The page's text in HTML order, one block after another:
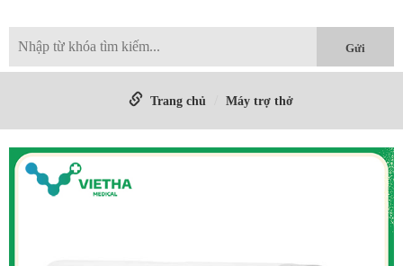
Trang chủ Máy trợ thở